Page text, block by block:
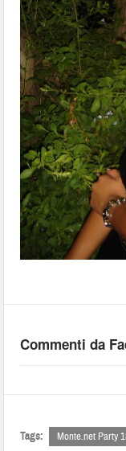
Commenti da
Tags: Monte.net Party